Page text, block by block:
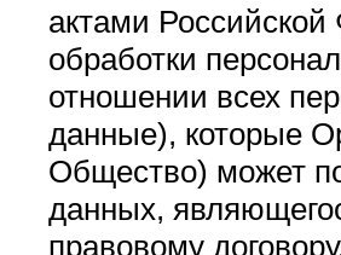
актами
обработки
отношении всех
данные), которые
Общество) может
данных,
правовому